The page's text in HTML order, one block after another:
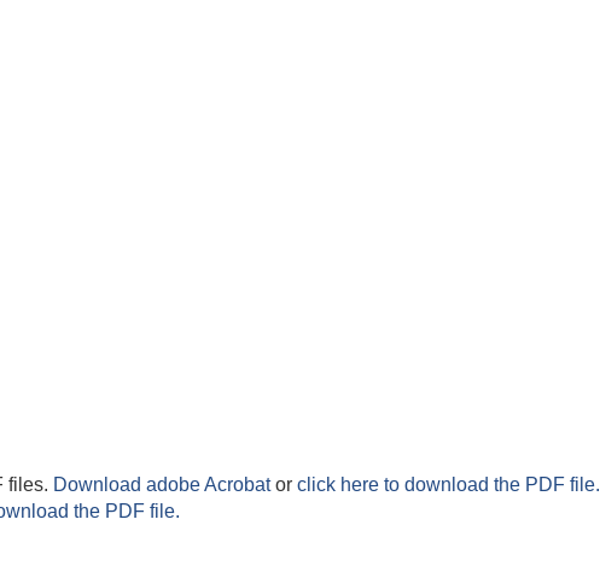
files. Download adobe Acrobator click here to download the PDF file.
the PDF file.